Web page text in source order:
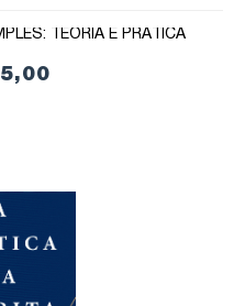
TEORIA E PRÁTICA